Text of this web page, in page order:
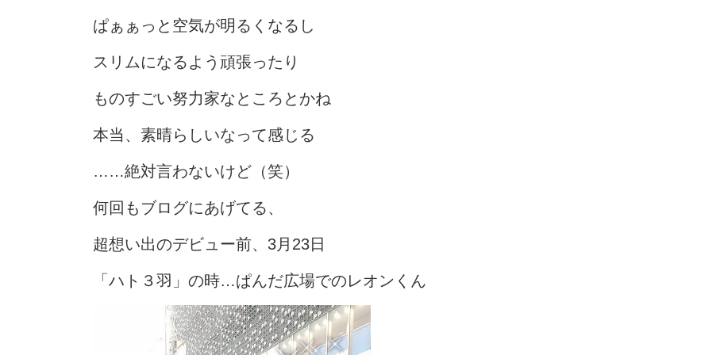
ぱぁぁっと空気が明るくなるし
スリムになるよう頑張ったり
ものすごい努力家なところとかね
本当、素晴らしいなって感じる
……絶対言わないけど（笑）
何回もブログにあげてる、
超想い出のデビュー前、3月23日
「ハト３羽」の時…ぱんだ広場でのレオンくん